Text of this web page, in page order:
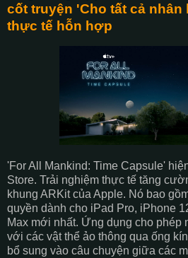
cốt truyện 'Cho tất cả nhân
thực tế hỗn hợp
'For All Mankind: Time Capsule'
Store. Trải nghiệm thực tế tăng
khung ARKit của Apple. Nó bao
quyền dành cho iPad Pro, iPhone
Max mới nhất. Ứng dụng cho
với các vật thể ảo thông qua ống
bổ sung vào câu chuyện giữa các